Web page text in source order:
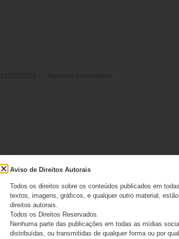
Aviso de Direitos Autorais
Todos os direitos sobre os conteúdos publicados em
textos, imagens, gráficos, e qualquer outro material,
direitos autorais.
Todos os Direitos Reservados.
Nenhuma parte das publicações em todas as mídias
distribuídas, ou transmitidas de qualquer forma ou por